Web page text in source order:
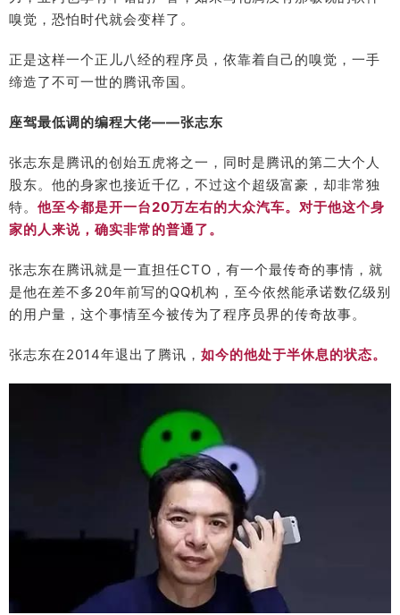
嗅觉，恐怕时代就会变样了。
正是这样一个正儿八经的程序员，依靠着自己的嗅觉，一手
缔造了不可一世的腾讯帝国。
座驾最低调的编程大佬——张志东
张志东是腾讯的创始五虎将之一，同时是腾讯的第二大个人
股东。他的身家也接近千亿，不过这个超级富豪，却非常独
特。 他至今都是开一台20万左右的大众汽车。对于他这个身
家的人来说，确实非常的普通了。
张志东在腾讯就是一直担任CTO，有一个最传奇的事情，就
是他在差不多20年前写的QQ机构，至今依然能承诺数亿级别
的用户量，这个事情至今被传为了程序员界的传奇故事。
张志东在2014年退出了腾讯， 如今的他处于半休息的状态。